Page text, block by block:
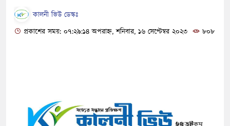
কালনী ভিউ ডেস্কঃ
প্রকাশের সময়: ০৭:২৯:১৪ অপরাহ্ন, শনিবার, ১৬ সেপ্টেম্বর ২০২৩
৮০৮